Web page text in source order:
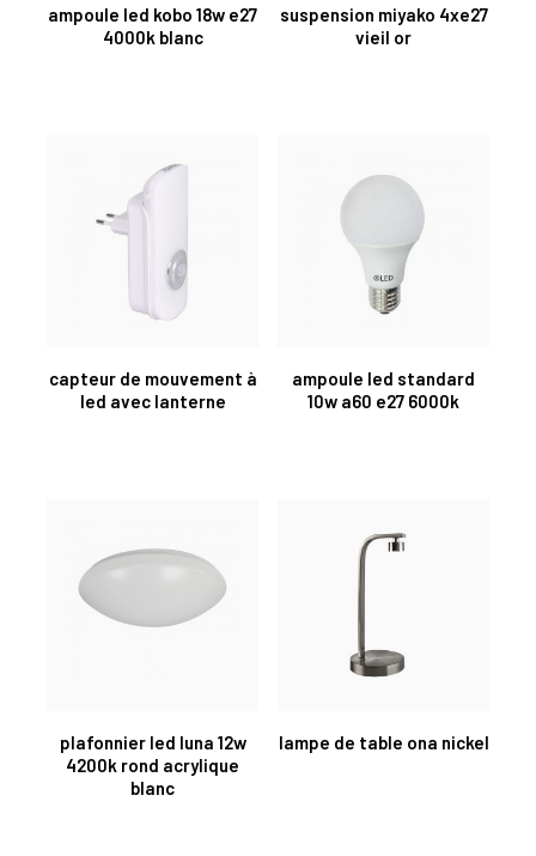
ampoule led kobo 18w e27
4000k blanc
suspension miyako 4xe27
vieil or
capteur de mouvement à
led avec lanterne
ampoule led standard
10w a60 e27 6000k
plafonnier led luna 12w
4200k rond acrylique
blanc
lampe de table ona nickel